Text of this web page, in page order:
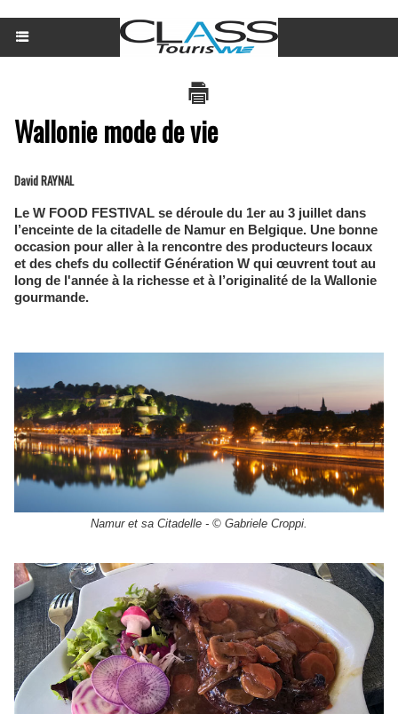
Wallonie mode de vie
David RAYNAL
Le W FOOD FESTIVAL se déroule du 1er au 3 juillet dans
l’enceinte de la citadelle de Namur en Belgique. Une bonne
occasion pour aller à la rencontre des producteurs locaux
et des chefs du collectif Génération W qui œuvrent tout au
long de l'année à la richesse et à l’originalité de la Wallonie
gourmande.
Namur et sa Citadelle - © Gabriele Croppi.